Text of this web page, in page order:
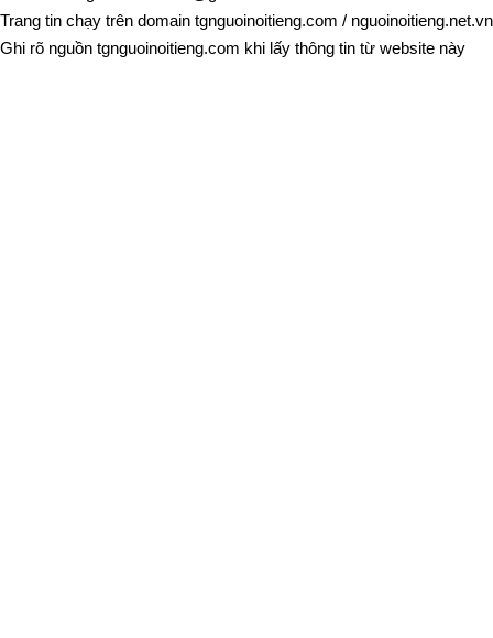
Trang tin chạy trên domain tgnguoinoitieng.com / nguoinoitieng.net.vn
Ghi rõ nguồn tgnguoinoitieng.com khi lấy thông tin từ website này